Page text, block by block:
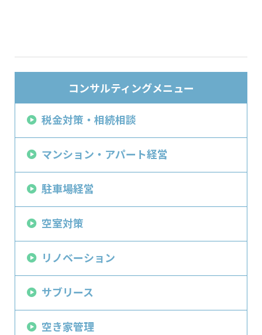
コンサルティングメニュー
税金対策・相続相談
マンション・アパート経営
駐車場経営
空室対策
リノベーション
サブリース
空き家管理